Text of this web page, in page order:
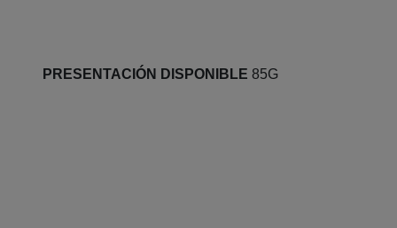
PRESENTACIÓN DISPONIBLE 85G